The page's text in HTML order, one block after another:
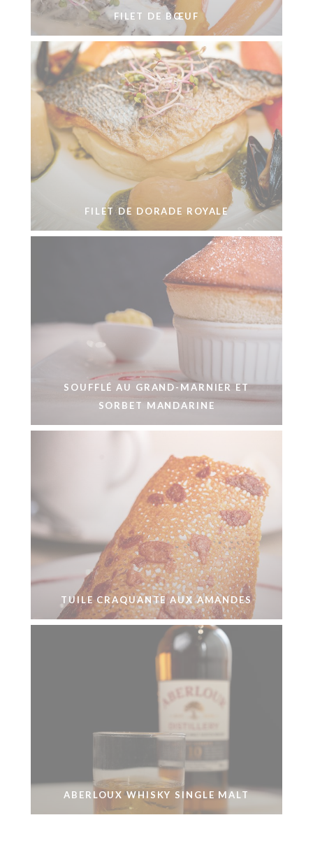
FILET DE BŒUF
FILET DE DORADE ROYALE
SOUFFLÉ AU GRAND-MARNIER ET
SORBET MANDARINE
TUILE CRAQUANTE AUX AMANDES
ABERLOUX WHISKY SINGLE MALT